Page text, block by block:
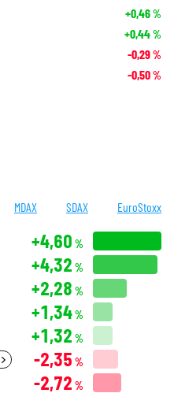
+0,46%
+0,44%
-0,29%
-0,50%
MDAX SDAX EuroStoxx
+4,60 %
+4,32 %
+2,28 %
+1,34%
+1,32 %
-2,35 %
-2,72 %